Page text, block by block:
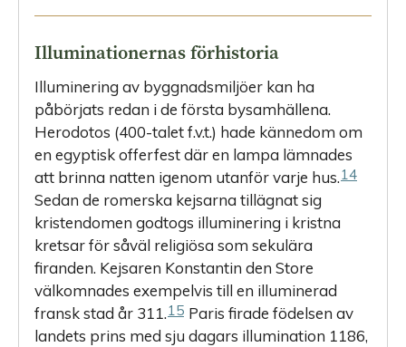
Illuminationernas förhistoria
Illuminering av byggnadsmiljöer kan ha
påbörjats redan i de första bysamhällena.
Herodotos (400-talet f.v.t.) hade kännedom om
en egyptisk offerfest där en lampa lämnades
att brinna natten igenom utanför varje hus.14
Sedan de romerska kejsarna tillägnat sig
kristendomen godtogs illuminering i kristna
kretsar för såväl religiösa som sekulära
firanden. Kejsaren Konstantin den Store
välkomnades exempelvis till en illuminerad
fransk stad år 311.15 Paris firade födelsen av
landets prins med sju dagars illumination 1186,